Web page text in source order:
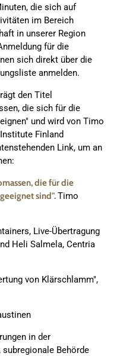
die sich auf
im Bereich
in unserer Region
für die
sich direkt über die
anmelden.
den Titel
die sich für die
und wird von Timo
Finland
Link, um an
die für die
sind".Timo
Live-Übertragung
Heli Salmela, Centria
von Klärschlamm",
in der
subregionale Behörde